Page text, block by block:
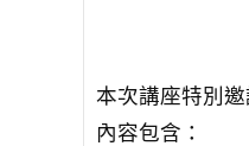
本次講座特別
內容包含：